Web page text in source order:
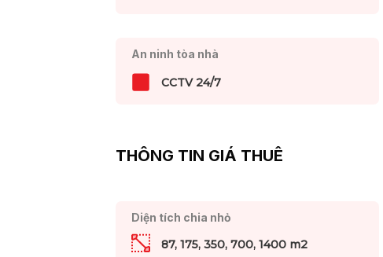
An ninh tòa nhà
CCTV 24/7
THÔNG TIN GIÁ THUÊ
Diện tích chia nhỏ
87, 175, 350, 700, 1400 m2